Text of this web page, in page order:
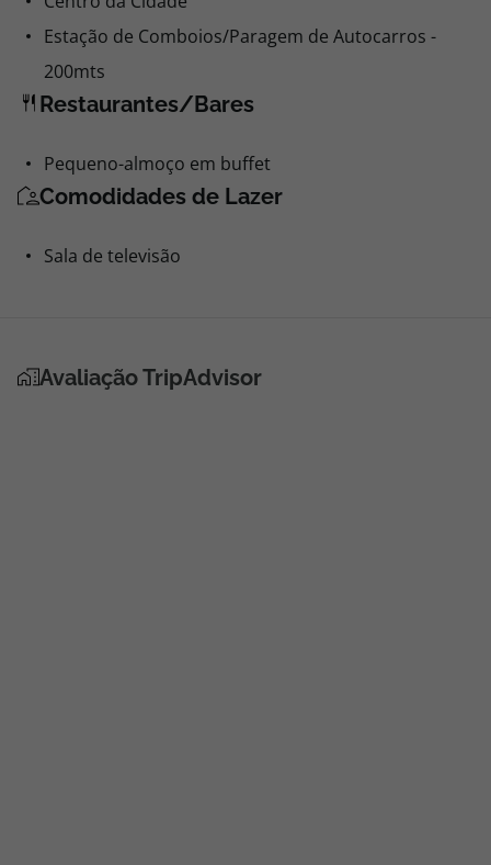
Estação de Comboios/Paragem de Autocarros -
200mts
Restaurantes/Bares
Pequeno-almoço em buffet
Comodidades de Lazer
Sala de televisão
Avaliação TripAdvisor